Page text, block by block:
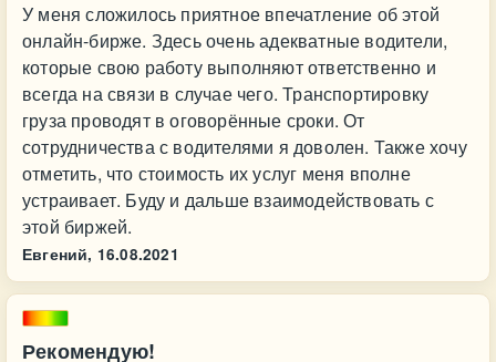
У меня сложилось приятное впечатление об этой
онлайн-бирже. Здесь очень адекватные водители,
которые свою работу выполняют ответственно и
всегда на связи в случае чего. Транспортировку
груза проводят в оговорённые сроки. От
сотрудничества с водителями я доволен. Также хочу
отметить, что стоимость их услуг меня вполне
устраивает. Буду и дальше взаимодействовать с
этой биржей.
Евгений, 16.08.2021
Рекомендую!